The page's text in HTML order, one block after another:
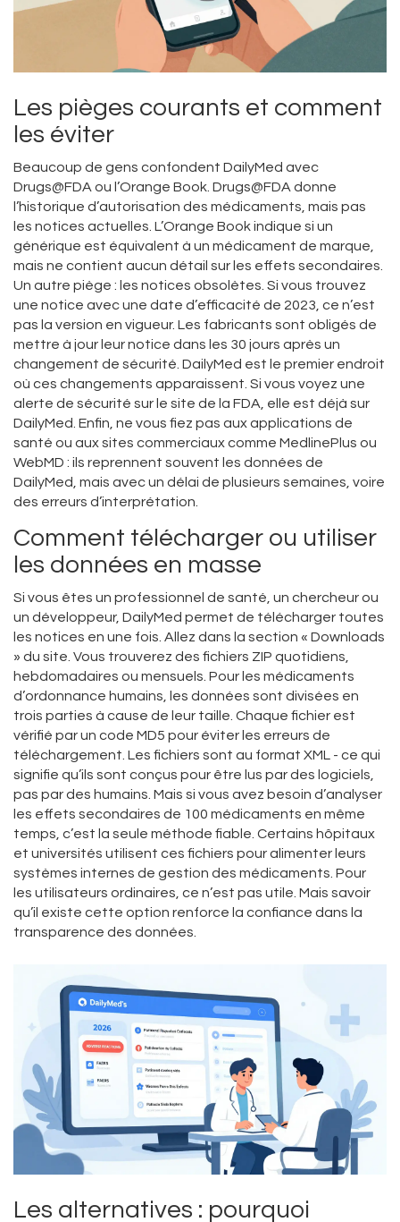
Les pièges courants et comment
les éviter
Beaucoup de gens confondent DailyMed avec
Drugs@FDA ou l’Orange Book. Drugs@FDA donne
l’historique d’autorisation des médicaments, mais pas
les notices actuelles. L’Orange Book indique si un
générique est équivalent à un médicament de marque,
mais ne contient aucun détail sur les effets secondaires.
Un autre piège : les notices obsolètes. Si vous trouvez
une notice avec une date d’efficacité de 2023, ce n’est
pas la version en vigueur. Les fabricants sont obligés de
mettre à jour leur notice dans les 30 jours après un
changement de sécurité. DailyMed est le premier endroit
où ces changements apparaissent. Si vous voyez une
alerte de sécurité sur le site de la FDA, elle est déjà sur
DailyMed. Enfin, ne vous fiez pas aux applications de
santé ou aux sites commerciaux comme MedlinePlus ou
WebMD : ils reprennent souvent les données de
DailyMed, mais avec un délai de plusieurs semaines, voire
des erreurs d’interprétation.
Comment télécharger ou utiliser
les données en masse
Si vous êtes un professionnel de santé, un chercheur ou
un développeur, DailyMed permet de télécharger toutes
les notices en une fois. Allez dans la section « Downloads
» du site. Vous trouverez des fichiers ZIP quotidiens,
hebdomadaires ou mensuels. Pour les médicaments
d’ordonnance humains, les données sont divisées en
trois parties à cause de leur taille. Chaque fichier est
vérifié par un code MD5 pour éviter les erreurs de
téléchargement. Les fichiers sont au format XML - ce qui
signifie qu’ils sont conçus pour être lus par des logiciels,
pas par des humains. Mais si vous avez besoin d’analyser
les effets secondaires de 100 médicaments en même
temps, c’est la seule méthode fiable. Certains hôpitaux
et universités utilisent ces fichiers pour alimenter leurs
systèmes internes de gestion des médicaments. Pour
les utilisateurs ordinaires, ce n’est pas utile. Mais savoir
qu’il existe cette option renforce la confiance dans la
transparence des données.
Les alternatives : pourquoi